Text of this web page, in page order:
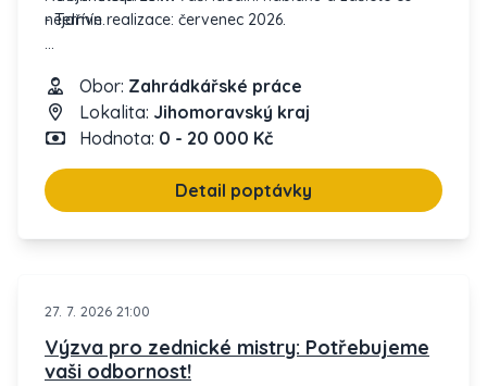
- Termín realizace: červenec 2026.
nejdříve.
Obor: Zahrádkářské práce
Lokalita: Jihomoravský kraj
Hodnota: 0 - 20 000 Kč
Detail poptávky
27. 7. 2026 21:00
Výzva pro zednické mistry: Potřebujeme
vaši odbornost!